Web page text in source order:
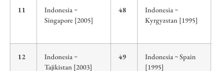
11
Indonesia ~
Singapore [2005]
48
Indonesia ~
Kyrgyzstan [1995]
12
Indonesia ~
Tajikistan [2003]
49
Indonesia ~ Spain
[1995]